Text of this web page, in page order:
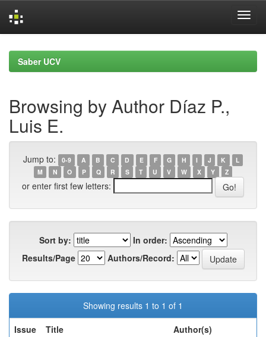
navigationSaber UCV
Browsing by Author Díaz P.,
Luis E.
Jump to: 0-9 A B C D E F G H I J K
L
M
N O P Q R S T U V W X Y Z
or enter first few letters:
Sort by:
In order:
Results/Page
Authors/Record:
Showing results 1 to 1 of 1
Issue
Title Author(s)